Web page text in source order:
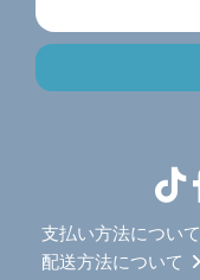
支払い方法について
配送方法について